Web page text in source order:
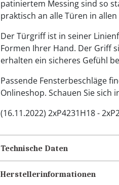
patiniertem Messing sind so
praktisch an alle Türen in
Der Türgriff ist in seiner
Formen Ihrer Hand. Der Griff
erhalten ein sicheres Gefühl
Passende Fensterbeschläge
Onlineshop. Schauen Sie sich
(16.11.2022) 2xP4231H18 -
Technische Daten
Herstellerinformationen